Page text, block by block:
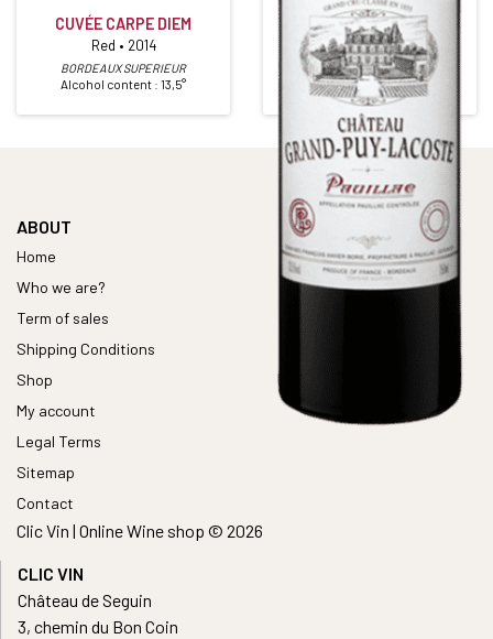
CUVÉE CARPE DIEM
Red • 2014
BORDEAUX SUPERIEUR
Alcohol content : 13,5°
CHÂTEAU GRAND PUY
LACOSTE
5ième Grand Cru Classé
Red • 2013
PAUILLAC
Alcohol content : 13,5°
ABOUT
Home
Who we are?
Term of sales
Shipping Conditions
Shop
My account
Legal Terms
Sitemap
Contact
Clic Vin | Online Wine shop © 2026
CLIC VIN
Château de Seguin
3, chemin du Bon Coin